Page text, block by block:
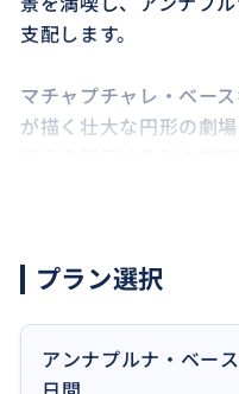
支配します。
マチャプチャレ・ベー
が描く壮大な円形の劇
I、そしてガンガプルナ
いもてなしとお茶のひ
プラン選択
アンナプルナ・ベー